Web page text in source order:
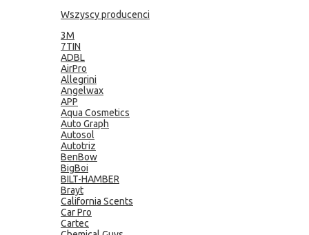
Wszyscy producenci
3M
7TIN
ADBL
AirPro
Allegrini
Angelwax
APP
Aqua Cosmetics
Auto Graph
Autosol
Autotriz
BenBow
BigBoi
BILT-HAMBER
Brayt
California Scents
Car Pro
Cartec